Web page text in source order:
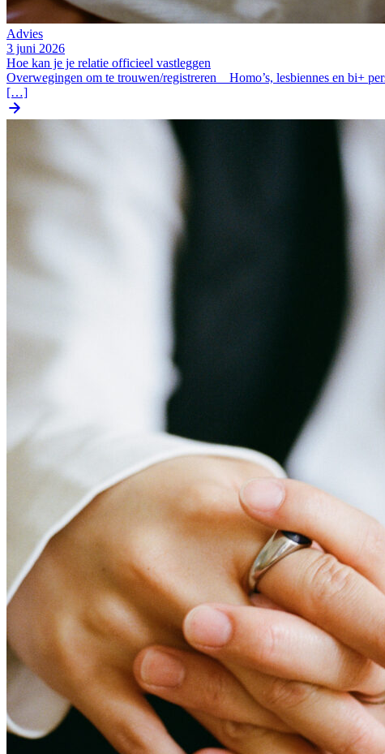
Advies
3 juni 2026
Hoe kan je je relatie officieel vastleggen
Overwegingen om te trouwen/registreren Homo’s, lesbiennes en bi+
[…]